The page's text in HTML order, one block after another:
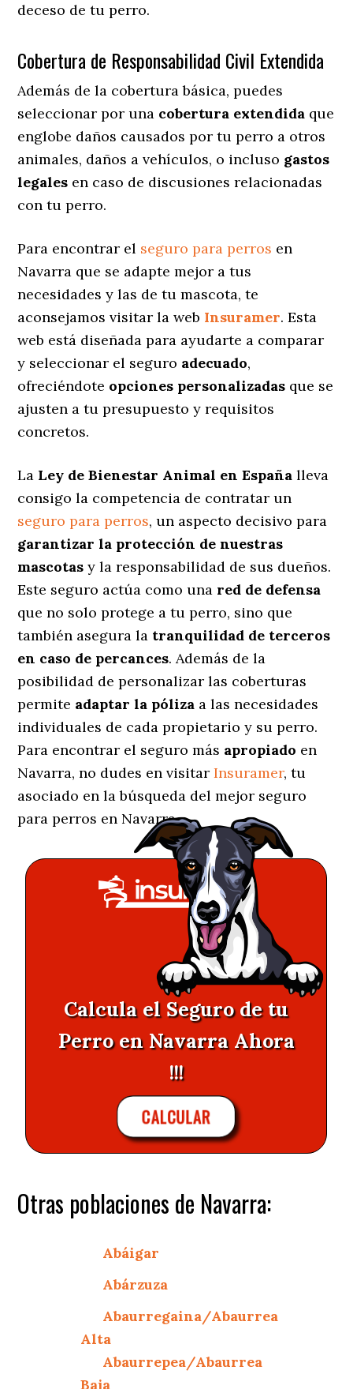
deceso de tu perro.
Cobertura de Responsabilidad Civil Extendida
Además de la cobertura básica, puedes
seleccionar por una cobertura extendida que
englobe daños causados por tu perro a otros
animales, daños a vehículos, o incluso gastos
legales en caso de discusiones relacionadas
con tu perro.
Para encontrar el seguro para perros en
Navarra que se adapte mejor a tus
necesidades y las de tu mascota, te
aconsejamos visitar la web Insuramer. Esta
web está diseñada para ayudarte a comparar
y seleccionar el seguro adecuado,
ofreciéndote opciones personalizadas que se
ajusten a tu presupuesto y requisitos
concretos.
La Ley de Bienestar Animal en España lleva
consigo la competencia de contratar un
seguro para perros, un aspecto decisivo para
garantizar la protección de nuestras
mascotas y la responsabilidad de sus dueños.
Este seguro actúa como una red de defensa
que no solo protege a tu perro, sino que
también asegura la tranquilidad de terceros
en caso de percances. Además de la
posibilidad de personalizar las coberturas
permite adaptar la póliza a las necesidades
individuales de cada propietario y su perro.
Para encontrar el seguro más apropiado en
Navarra, no dudes en visitarInsuramer, tu
asociado en la búsqueda del mejor seguro
para perros en Navarra.
Calcula el Seguro de tu
Perro en Navarra Ahora
!!!
CALCULAR
Otras poblaciones de Navarra:
Abáigar
Abárzuza
Abaurregaina/Abaurrea
Alta
Abaurrepea/Abaurrea
Baja